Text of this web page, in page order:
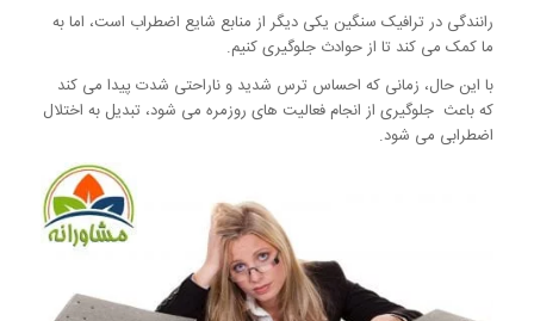
رانندگی در ترافیک سنگین یکی دیگر از منابع شایع اضطراب است، اما به
ما کمک می کند تا از حوادث جلوگیری کنیم.
با این حال، زمانی که احساس ترس شدید و ناراحتی شدت پیدا می کند
که باعث جلوگیری از انجام فعالیت های روزمره می شود، تبدیل به اختلال
اضطرابی می شود.